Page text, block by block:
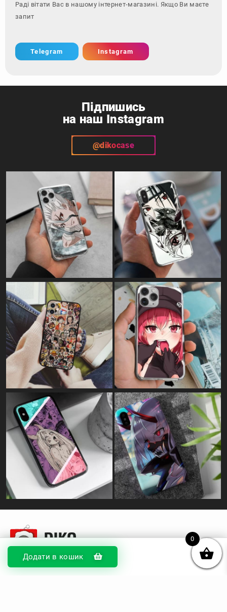
Додати в кошик
Раді вітати Вас в нашому інтернет-магазині. Якщо Ви маєте
запитання - зверн
Telegram Instagram
Підпишись
на наш Instagram
@dikocase
0